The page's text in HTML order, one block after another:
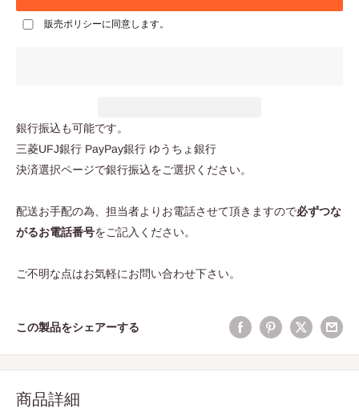
販売ポリシーに同意します。
銀行振込も可能です。
三菱UFJ銀行 PayPay銀行 ゆうちょ銀行
決済選択ページで銀行振込をご選択ください。
配送お手配の為、担当者よりお電話させて頂きますので必ずつな
がるお電話番号をご記入ください。
ご不明な点はお気軽にお問い合わせ下さい。
この製品をシェアーする
商品詳細